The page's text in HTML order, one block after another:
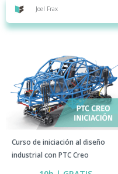
Joel Frax
Curso de iniciación al diseño
industrial con PTC Creo​